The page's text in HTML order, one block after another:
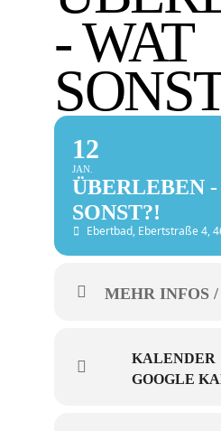
- WAT
12
JAN.
ÜBERLEBEN -
SONST?!
Ebertbad, Ebertstraße 4,
MEHR INFOS
KALENDER
GOOGLE